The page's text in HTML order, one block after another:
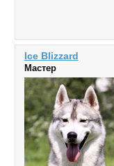
Ice Blizzard
Мастер